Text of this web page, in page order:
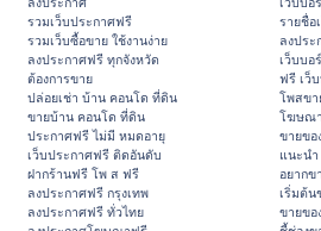
รวมเว็บประกาศฟรี
รวมเว็บซื้อขาย ใช้งานง่าย
ลงประกาศฟรี ทุกจังหวัด
ต้องการขาย
ปล่อยเช่า บ้าน คอนโด ที่ดิน
ขายบ้าน คอนโด ที่ดิน
ประกาศฟรี ไม่มี หมดอายุ
เว็บประกาศฟรี ติดอันดับ
ฝากร้านฟรี โพ ส ฟรี
ลงประกาศฟรี กรุงเทพ
ลงประกาศฟรี ทั่วไทย
รายชื่อ
ลงประ
เว็บบอ
ฟรี เว็
โพสขา
โฆษณา
ขายขอ
แนะนำ
อยากข
เริ่มต้น
ขายขอ